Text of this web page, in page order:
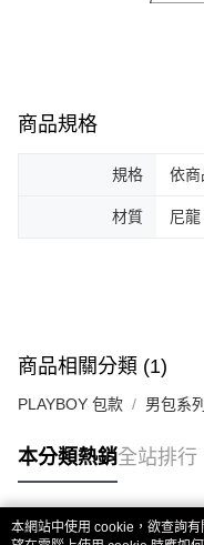
商品規格
規格 依商
材質 尼
商品相關分類 (1)
PLAYBOY 包款 男包系列
本分類熱銷全站排行
本網站中使用 cookie，欲查詢